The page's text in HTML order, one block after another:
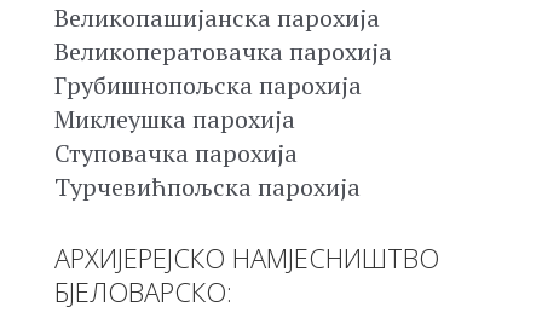
Великопашијанска парохија
Великоператовачка парохија
Грубишнопољска парохија
Миклеушка парохија
Ступовачка парохија
Турчевићпољска парохија
АРХИЈЕРЕЈСКО НАМЈЕСНИШТВО
БЈЕЛОВАРСКО: